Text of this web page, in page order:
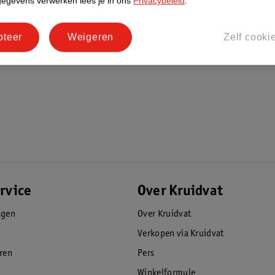
met als doel om reizen steeds
de nieuwste veiligheidsnormen
Over Kruidvat
Over Kruidvat
Verkopen via Kruidvat
Pers
Zelf
Weigeren